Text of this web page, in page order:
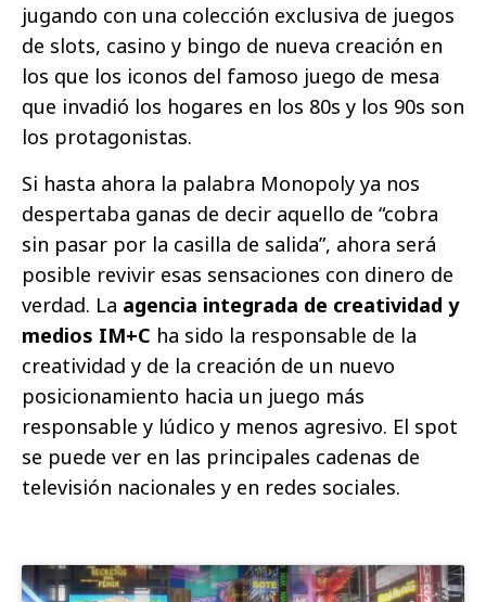
jugando con una colección exclusiva de juegos
de slots, casino y bingo de nueva creación en
los que los iconos del famoso juego de mesa
que invadió los hogares en los 80s y los 90s son
los protagonistas.
Si hasta ahora la palabra Monopoly ya nos
despertaba ganas de decir aquello de “cobra
sin pasar por la casilla de salida”, ahora será
posible revivir esas sensaciones con dinero de
verdad. La agencia integrada de creatividad y
medios IM+C ha sido la responsable de la
creatividad y de la creación de un nuevo
posicionamiento hacia un juego más
responsable y lúdico y menos agresivo. El spot
se puede ver en las principales cadenas de
televisión nacionales y en redes sociales.